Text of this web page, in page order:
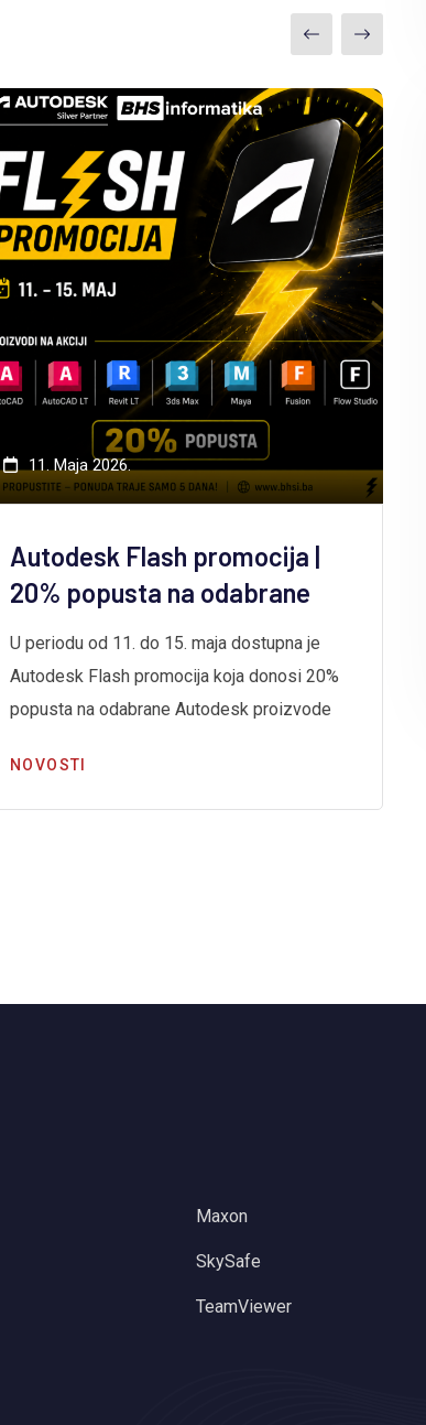
11. Maja 2026.
Autodesk Flash promocija |
20% popusta na odabrane
U periodu od 11. do 15. maja dostupna je
Autodesk Flash promocija koja donosi 20%
popusta na odabrane Autodesk proizvode
NOVOSTI
Maxon
SkySafe
TeamViewer